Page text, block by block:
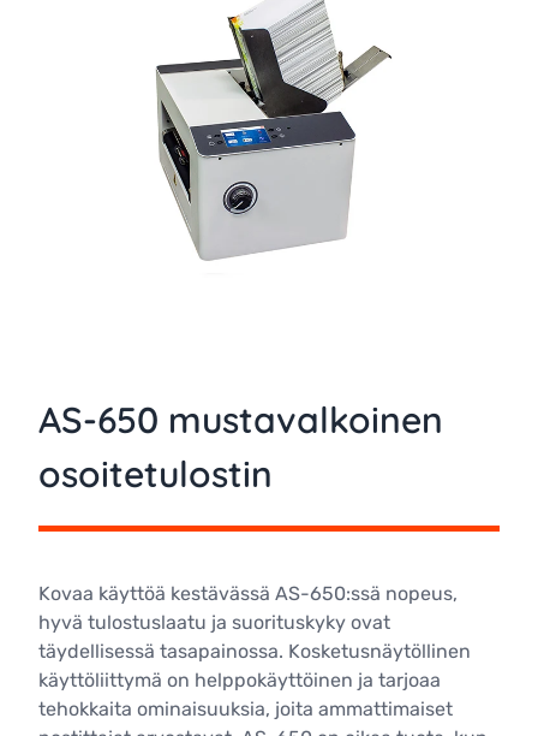
AS-650 mustavalkoinen
osoitetulostin
Kovaa käyttöä kestävässä AS-650:ssä nopeus,
hyvä tulostuslaatu ja suorituskyky ovat
täydellisessä tasapainossa. Kosketusnäytöllinen
käyttöliittymä on helppokäyttöinen ja tarjoaa
tehokkaita ominaisuuksia, joita ammattimaiset